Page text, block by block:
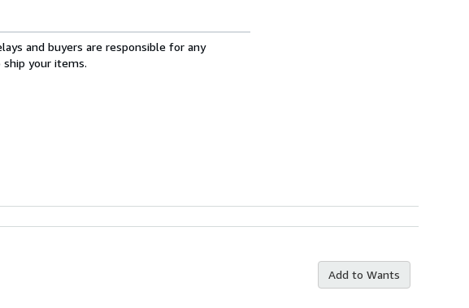
and buyers are responsible for any
ship your items.
Add to Wants